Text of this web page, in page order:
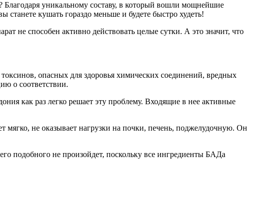
Благодаря уникальному составу, в который вошли мощнейшие
кушать гораздо меньше и будете быстро худеть!
не способен активно действовать целые сутки. А это значит, что
опасных для здоровья химических соединений, вредных
о соответствии.
как раз легко решает эту проблему. Входящие в нее активные
не оказывает нагрузки на почки, печень, поджелудочную. Он
подобного не произойдет, поскольку все ингредиенты БАДа